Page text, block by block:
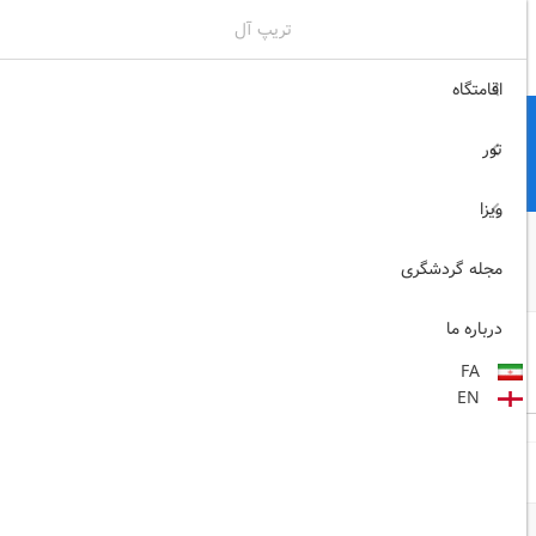
02171117717
تریپ آل
اقامتگاه
تور
ویزا
مجله گردشگری
درباره ما
FA
EN